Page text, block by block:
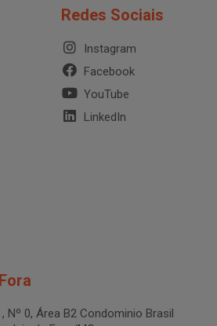
Redes Sociais
Instagram
Facebook
YouTube
LinkedIn
Nº 0, Área B2 Condominio Brasil